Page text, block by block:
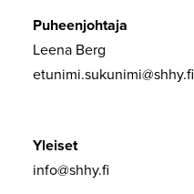
Puheenjohtaja
Leena Berg
etunimi.sukunimi@shhy.fi
Yleiset
info@shhy.fi